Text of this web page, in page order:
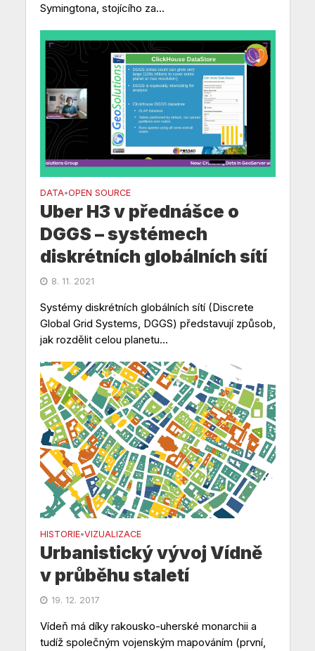
Symingtona, stojícího za...
DATA•OPEN SOURCE
Uber H3 v přednášce o
DGGS – systémech
diskrétních globálních sítí
8. 11. 2021
Systémy diskrétních globálních sítí (Discrete
Global Grid Systems, DGGS) představují způsob,
jak rozdělit celou planetu...
HISTORIE•VIZUALIZACE
Urbanistický vývoj Vídně
v průběhu staletí
19. 12. 2017
Vídeň má díky rakousko-uherské monarchii a
tudíž společným vojenským mapováním (první,